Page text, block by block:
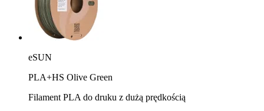
eSUN
PLA+HS Olive Green
Filament PLA do druku z dużą prędkością